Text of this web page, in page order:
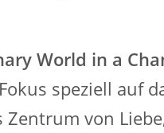
World in a
speziell auf
Zentrum von